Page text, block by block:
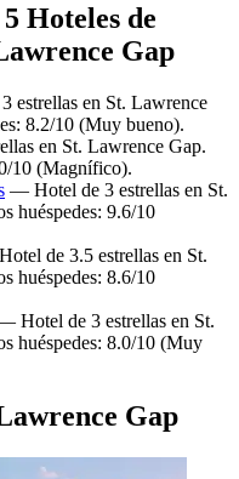
Hoteles de
Gap
estrellas en St. Lawrence
8.2/10 (Muy bueno).
en St. Lawrence Gap.
10 (Magnífico).
— Hotel de 3 estrellas en St.
huéspedes: 9.6/10
de 3.5 estrellas en St.
huéspedes: 8.6/10
Hotel de 3 estrellas en St.
huéspedes: 8.0/10 (Muy
Gap